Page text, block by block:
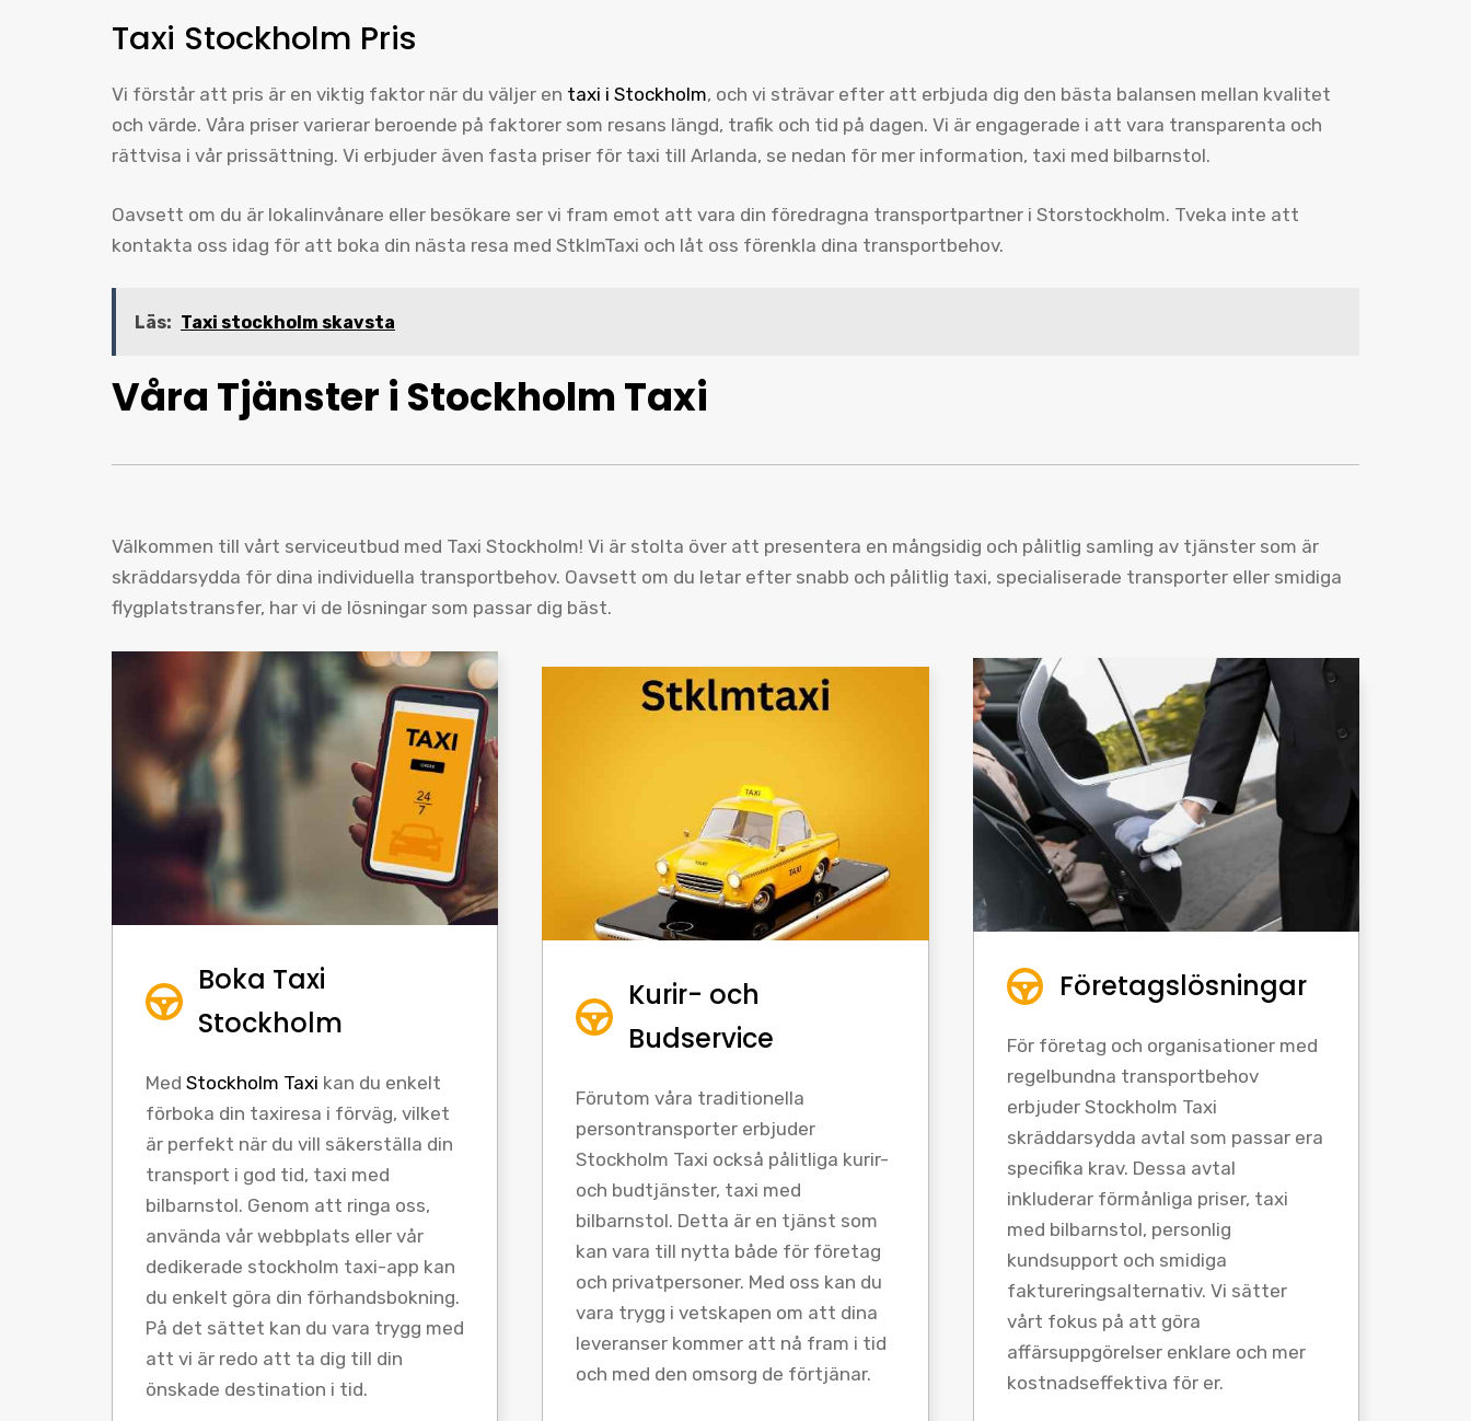
Taxi Stockholm Pris
Vi förstår att pris är en viktig faktor när du väljer en taxi i Stockholm, och vi strävar efter att erbjuda dig den bästa balansen mellan kvalitet
och värde. Våra priser varierar beroende på faktorer som resans längd, trafik och tid på dagen. Vi är engagerade i att vara transparenta och
rättvisa i vår prissättning. Vi erbjuder även fasta priser för taxi till Arlanda, se nedan för mer information, taxi med bilbarnstol.
Oavsett om du är lokalinvånare eller besökare ser vi fram emot att vara din föredragna transportpartner i Storstockholm. Tveka inte att
kontakta oss idag för att boka din nästa resa med StklmTaxi och låt oss förenkla dina transportbehov.
Läs: Taxi stockholm skavsta
Våra Tjänster i Stockholm Taxi
Välkommen till vårt serviceutbud med Taxi Stockholm! Vi är stolta över att presentera en mångsidig och pålitlig samling av tjänster som är
skräddarsydda för dina individuella transportbehov. Oavsett om du letar efter snabb och pålitlig taxi, specialiserade transporter eller smidiga
flygplatstransfer, har vi de lösningar som passar dig bäst.
Boka Taxi
Stockholm
MedStockholm Taxi kan du enkelt
förboka din taxiresa i förväg, vilket
är perfekt när du vill säkerställa din
transport i god tid, taxi med
bilbarnstol. Genom att ringa oss,
använda vår webbplats eller vår
dedikerade stockholm taxi-app kan
du enkelt göra din förhandsbokning.
På det sättet kan du vara trygg med
att vi är redo att ta dig till din
önskade destination i tid.
Kurir- och
Budservice
Förutom våra traditionella
persontransporter erbjuder
Stockholm Taxi också pålitliga kurir-
och budtjänster, taxi med
bilbarnstol. Detta är en tjänst som
kan vara till nytta både för företag
och privatpersoner. Med oss kan du
vara trygg i vetskapen om att dina
leveranser kommer att nå fram i tid
och med den omsorg de förtjänar.
Företagslösningar
För företag och organisationer med
regelbundna transportbehov
erbjuder Stockholm Taxi
skräddarsydda avtal som passar era
specifika krav. Dessa avtal
inkluderar förmånliga priser, taxi
med bilbarnstol, personlig
kundsupport och smidiga
faktureringsalternativ. Vi sätter
vårt fokus på att göra
affärsuppgörelser enklare och mer
kostnadseffektiva för er.